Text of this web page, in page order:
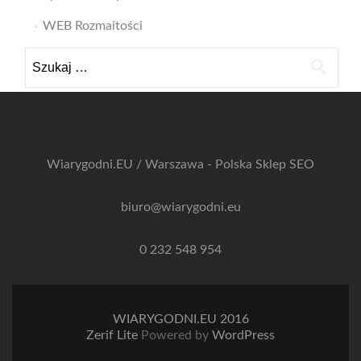
WEB Rozmaitości
Wiarygodni.EU / Warszawa - Polska Sklep SEO
biuro@wiarygodni.eu
0 232 548 954
WIARYGODNI.EU 2016
Zerif Lite Powered by WordPress